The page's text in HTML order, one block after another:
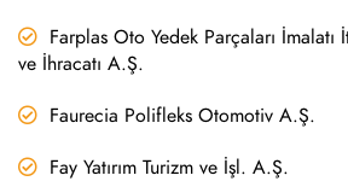
Farplas Oto Yedek Parçaları İmalatı
ve İhracatı A.Ş.
Faurecia Polifleks Otomotiv A.Ş.
Fay Yatırım Turizm ve İşl. A.Ş.